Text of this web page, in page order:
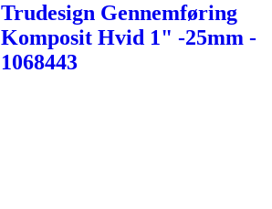
Trudesign Gennemføring
Komposit Hvid 1" -25mm -
1068443